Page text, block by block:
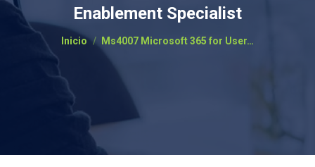
Enablement Specialist
Estás aquí:
Inicio Ms4007 Microsoft 365 for User…